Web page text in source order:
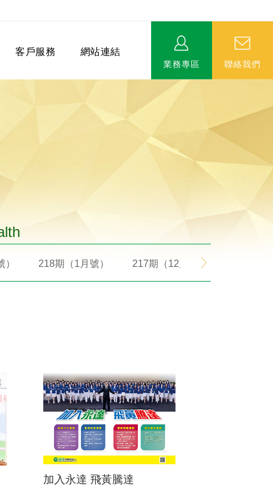
客戶服務 網站連結
業務專區 聯絡我們
218期（1月號） 217期（12月號）
加入永達 飛黃騰達